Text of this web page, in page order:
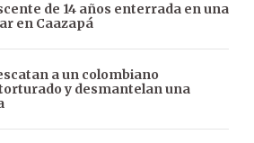
de 14 años enterrada en una
en Caazapá
a un colombiano
y desmantelan una